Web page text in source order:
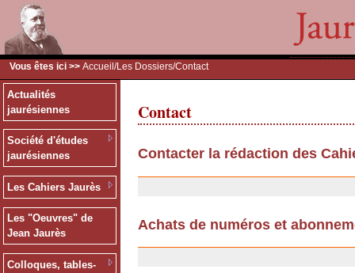
Vous êtes ici >> Accueil /Les Dossiers/Contact
Actualités
jaurésiennes
Société d'études
jaurésiennes
Les Cahiers Jaurès
Les "Oeuvres" de
Jean Jaurès
Colloques, tables-
Contact
Contacter la rédaction des
Achats de numéros et